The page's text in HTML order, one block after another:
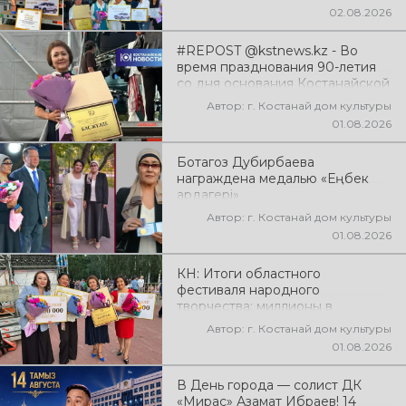
02.08.2026
#REPOST @kstnews.kz - Во
время празднования 90-летия
со дня основания Костанайской
области подвели итоги 38-го
фестиваля самодеятельного
Автор: г. Костанай дом культуры
01.08.2026
Ботагоз Дубирбаева
награждена медалью «Еңбек
ардагері»
Автор: г. Костанай дом культуры
01.08.2026
КН: Итоги областного
фестиваля народного
творчества: миллионы в
культуруАвтор: г. Костанай дом культуры
01.08.2026
В День города — солист ДК
«Мирас» Азамат Ибраев! 14